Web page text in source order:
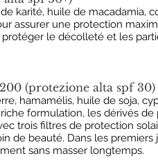
karité, huile de macadamia,
assurer une protection
le décolleté et les
(protezione alta spf 30)
hamamélis, huile de soja,
formulation, les dérivés
trois filtres de protection
de beauté. Dans les premiers
sans masser longtemps.